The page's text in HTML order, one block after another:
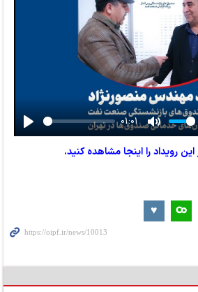
Play
01:01
Mute
رویداد را اینجا مشاهده کنید.